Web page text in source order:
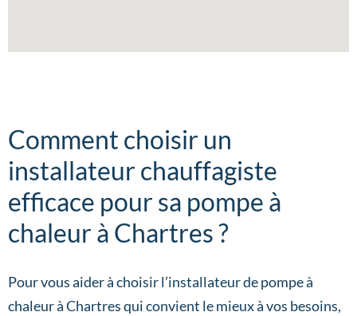
Comment choisir un
installateur chauffagiste
efficace pour sa pompe à
chaleur à Chartres ?
Pour vous aider à choisir l’installateur de pompe à
chaleur à Chartres qui convient le mieux à vos besoins,